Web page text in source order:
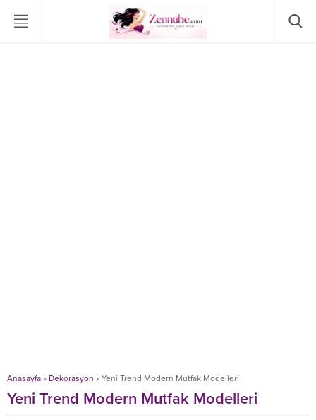
Anasayfa » Dekorasyon » Yeni Trend Modern Mutfak Modelleri
Yeni Trend Modern Mutfak Modelleri